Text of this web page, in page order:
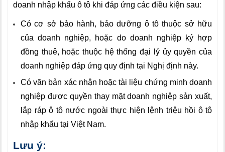
doanh nhập khẩu ô tô khi đáp ứng các điều kiện sau:
Có cơ sở bảo hành, bảo dưỡng ô tô thuộc sở hữu
của doanh nghiệp, hoặc do doanh nghiệp ký hợp
đồng thuê, hoặc thuộc hệ thống đại lý ủy quyền của
doanh nghiệp đáp ứng quy định tại Nghị định này.
Có văn bản xác nhận hoặc tài liệu chứng minh doanh
nghiệp được quyền thay mặt doanh nghiệp sản xuất,
lắp ráp ô tô nước ngoài thực hiện lệnh triệu hồi ô tô
nhập khẩu tại Việt Nam.
Lưu ý: